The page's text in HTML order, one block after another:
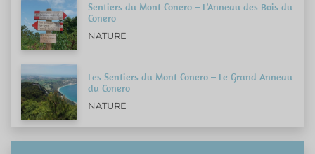
Sentiers du Mont Conero – L’Anneau des Bois du
Conero
NATURE
Les Sentiers du Mont Conero – Le Grand Anneau
du Conero
NATURE